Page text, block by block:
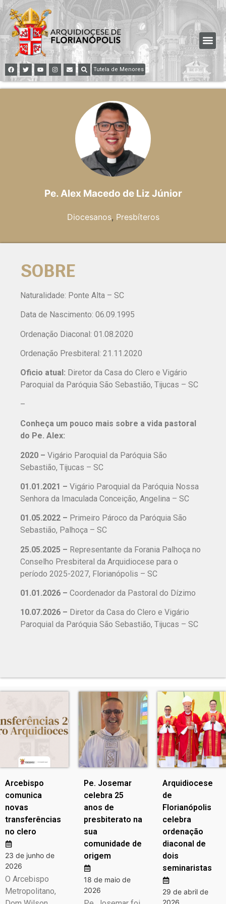
Tutela de Menores
Pe. Alex Macedo de Liz Júnior
Diocesanos, Presbíteros
SOBRE
Naturalidade: Ponte Alta – SC
Data de Nascimento: 06.09.1995
Ordenação Diaconal: 01.08.2020
Ordenação Presbiteral: 21.11.2020
Oficio atual: Diretor da Casa do Clero e Vigário
Paroquial da Paróquia São Sebastião, Tijucas – SC
–
Conheça um pouco mais sobre a vida pastoral
do Pe. Alex:
2020 – Vigário Paroquial da Paróquia São
Sebastião, Tijucas – SC
01.01.2021 – Vigário Paroquial da Paróquia Nossa
Senhora da Imaculada Conceição, Angelina – SC
01.05.2022 – Primeiro Pároco da Paróquia São
Sebastião, Palhoça – SC
25.05.2025 – Representante da Forania Palhoça no
Conselho Presbiteral da Arquidiocese para o
período 2025-2027, Florianópolis – SC
01.01.2026 – Coordenador da Pastoral do Dízimo
10.07.2026 – Diretor da Casa do Clero e Vigário
Paroquial da Paróquia São Sebastião, Tijucas – SC
Arcebispo
comunica
novas
transferências
no clero
23 de junho de
2026
O Arcebispo
Metropolitano,
Pe. Josemar
celebra 25
anos de
presbiterato na
sua
comunidade de
origem
18 de maio de
2026
Arquidiocese
de
Florianópolis
celebra
ordenação
diaconal de
dois
seminaristas
29 de abril de